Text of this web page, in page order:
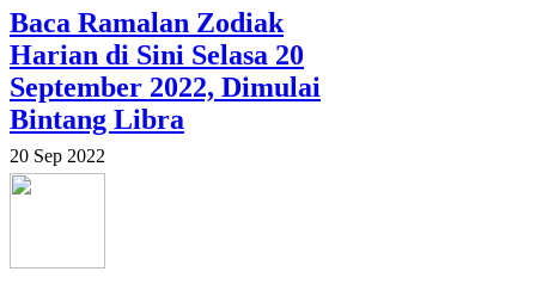
Baca Ramalan Zodiak
Harian di Sini Selasa 20
September 2022, Dimulai
Bintang Libra
20 Sep 2022